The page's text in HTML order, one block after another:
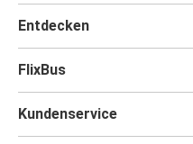
Entdecken
FlixBus
Kundenservice